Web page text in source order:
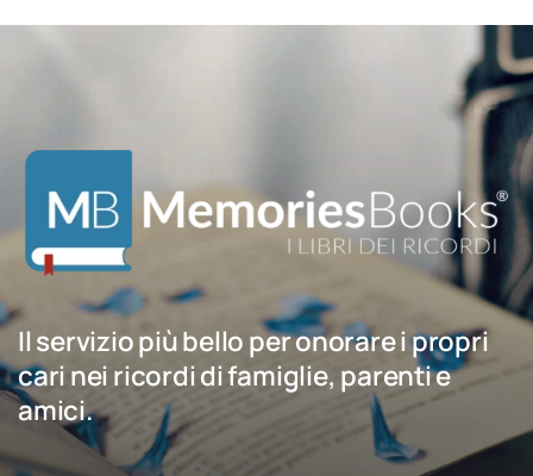
Il servizio più bello per onorare i propri
cari nei ricordi di famiglie, parenti e
amici.